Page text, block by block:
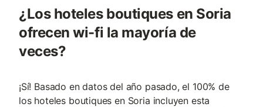
¿Los hoteles boutiques en Soria
ofrecen wi-fi la mayoría de
veces?
¡Sí! Basado en datos del año pasado, el 100% de
los hoteles boutiques en Soria incluyen esta